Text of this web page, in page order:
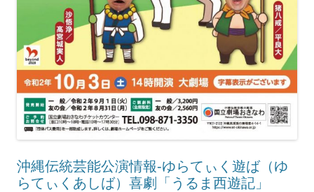
沖縄伝統芸能公演情報-ゆらてぃく遊ば（ゆ
らてぃくあしば）喜劇「うるま西遊記」